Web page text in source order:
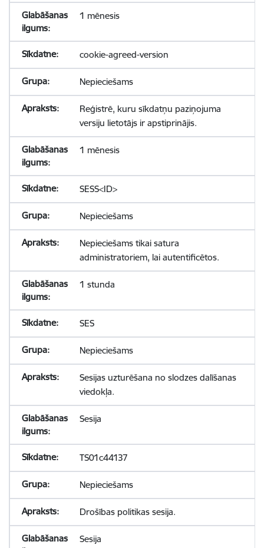
1 mēnesis
cookie-agreed-version
Nepieciešams
Reģistrē, kuru sīkdatņu paziņojuma
versiju lietotājs ir apstiprinājis.
1 mēnesis
SESS<ID>
Nepieciešams
Nepieciešams tikai satura
administratoriem, lai autentificētos.
1 stunda
SES
Nepieciešams
Sesijas uzturēšana no slodzes dalīšanas
viedokļa.
Sesija
TS01c44137
Nepieciešams
Drošības politikas sesija.
Sesija